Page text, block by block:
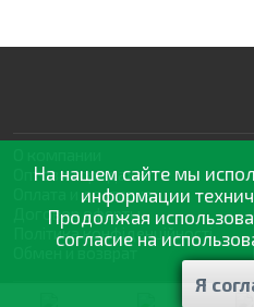
созревания
богата клетчаткой,
Редис – основа
овощных салатов, из нее
виде консервации,
Оптовая продажа
Оплата и доставка
Договор оферты
Політика конфіденційності
Обмен и возврат
На нашем сайте мы
информации
Продолжая
согласие на
Я